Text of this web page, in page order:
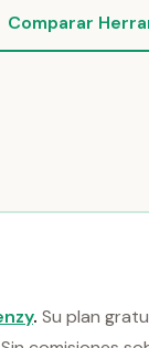
Comparar
. Su plan